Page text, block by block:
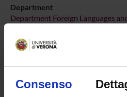
Consenso
Department
Department Foreign Languages
PLACES OF INTEREST